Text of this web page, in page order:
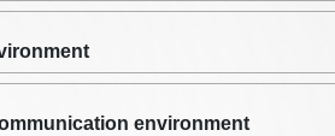
environment